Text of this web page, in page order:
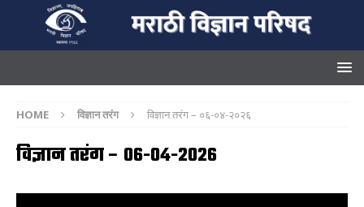
HOME विज्ञान तरंग विज्ञान तरंग – ०६-०४-२०२६
विज्ञान तरंग – ०६-०४-२०२६